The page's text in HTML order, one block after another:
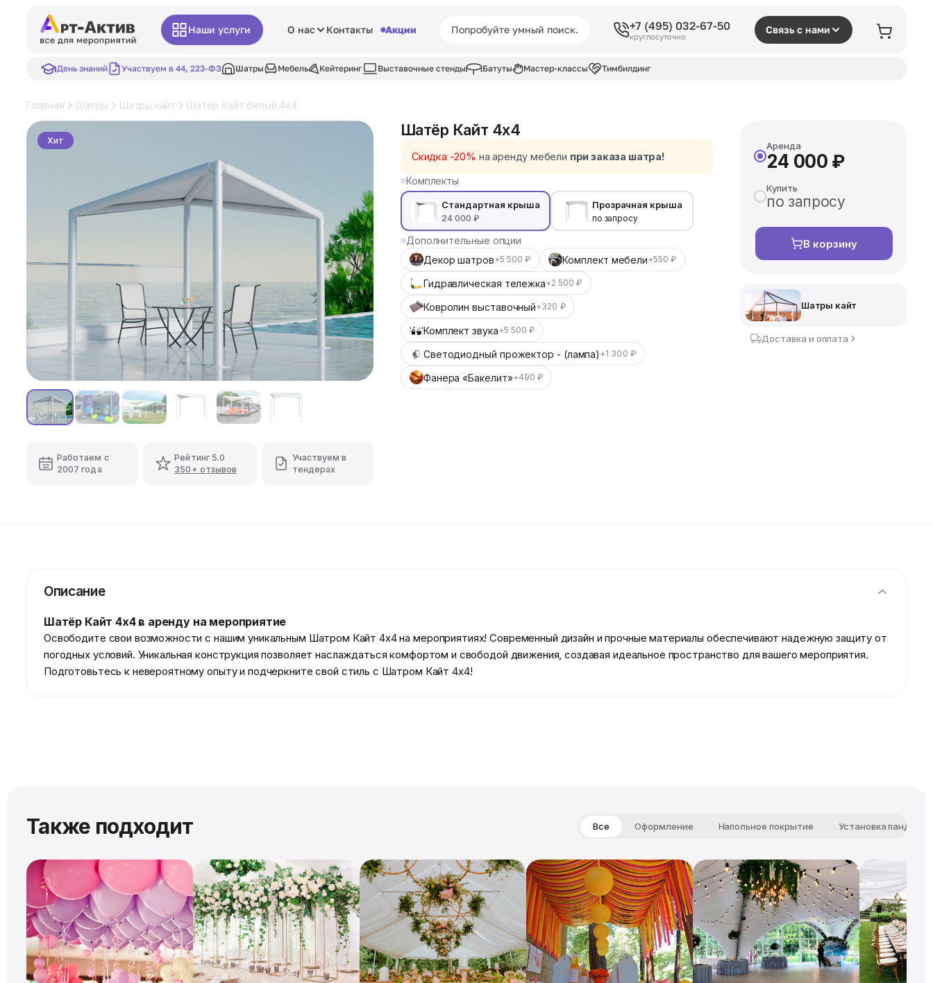
Наши услуги О нас Контакты Акции +7 (495) 032-67-50
круглосуточно
Связь с нами
День знаний Участвуем в 44, 223-ФЗ Шатры Мебель Кейтеринг Выставочные стенды Батуты Мастер-классы Тимбилдинг
Главная Шатры Шатры кайт Шатёр Кайт белый 4x4
Хит
Работаем с
2007 года
Рейтинг 5.0
350+ отзывов
Участвуем в
тендерах
Шатёр Кайт 4x4
Скидка -20% на аренду мебели при заказа шатра!
Комплекты
Стандартная крыша
24 000 ₽
Прозрачная крыша
по запросу
Дополнительные опции
Декор шатров+5 500 ₽ Комплект мебели+550 ₽
Гидравлическая тележка+2 500 ₽
Ковролин выставочный+320 ₽
Комплект звука+5 500 ₽
Светодиодный прожектор - (лампа) +1 300 ₽
Фанера «Бакелит»+490 ₽
Аренда
24 000 ₽
Купить
по запросу
В корзину
Шатры кайт
Доставка и оплата
Описание
Шатёр Кайт 4х4 в аренду на мероприятие
Освободите свои возможности с нашим уникальным Шатром Кайт 4x4 на мероприятиях! Современный дизайн и прочные материалы обеспечивают надежную защиту от
погодных условий. Уникальная конструкция позволяет наслаждаться комфортом и свободой движения, создавая идеальное пространство для вашего мероприятия.
Подготовьтесь к невероятному опыту и подчеркните свой стиль с Шатром Кайт 4x4!
Также подходит Все Оформление Напольное покрытие Установка пандуса